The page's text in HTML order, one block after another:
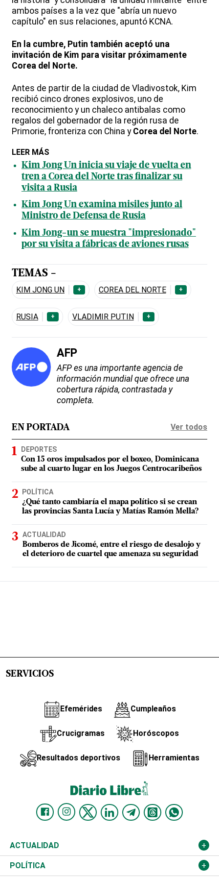
ambos países a la vez que "abría un nuevo
capítulo" en sus relaciones, apuntó KCNA.
En la cumbre, Putin también aceptó una
invitación de Kim para visitar próximamente
Corea del Norte.
Antes de partir de la ciudad de Vladivostok, Kim
recibió cinco drones explosivos, uno de
reconocimiento y un chaleco antibalas como
regalos del gobernador de la región rusa de
Primorie, fronteriza con China y Corea del Norte.
LEER MÁS
Kim Jong Un inicia su viaje de vuelta en
tren a Corea del Norte tras finalizar su
visita a Rusia
Kim Jong Un examina misiles junto al
Ministro de Defensa de Rusia
Kim Jong-un se muestra "impresionado"
por su visita a fábricas de aviones rusas
TEMAS -
KIM JONG UN + COREA DEL NORTE +
RUSIA + VLADIMIR PUTIN +
AFP
AFP es una importante agencia de
información mundial que ofrece una
cobertura rápida, contrastada y
completa.
EN PORTADA Ver todos
DEPORTES
Con 15 oros impulsados por el boxeo, Dominicana
sube al cuarto lugar en los Juegos Centrocaribeños
POLÍTICA
¿Qué tanto cambiaría el mapa político si se crean
las provincias Santa Lucía y Matías Ramón Mella?
ACTUALIDAD
Bomberos de Jicomé, entre el riesgo de desalojo y
el deterioro de cuartel que amenaza su seguridad
SERVICIOS
Efemérides Cumpleaños
Crucigramas Horóscopos
Resultados deportivos Herramientas
ACTUALIDAD
Nacional
POLÍTICA